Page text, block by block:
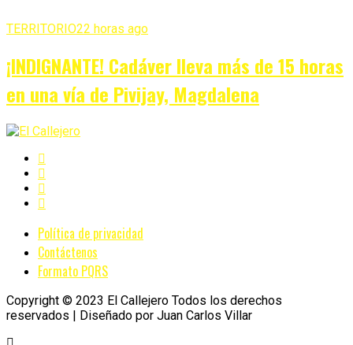
TERRITORIO22 horas ago
¡INDIGNANTE! Cadáver lleva más de 15 horas
en una vía de Pivijay, Magdalena
Política de privacidad
Contáctenos
Formato PQRS
Copyright © 2023 El Callejero Todos los derechos
reservados | Diseñado por Juan Carlos Villar